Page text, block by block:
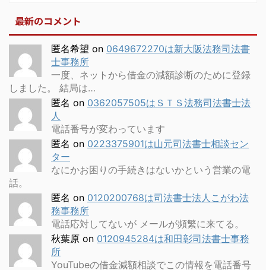
最新のコメント
匿名希望 on 0649672270は新大阪法務司法書
士事務所
一度、ネットから借金の減額診断のために登録
しました。 結局は…
匿名 on 0362057505はＳＴＳ法務司法書士法
人
電話番号が変わっています
匿名 on 0223375901は山元司法書士相談セン
ター
なにかお困りの手続きはないかという営業の電
話。
匿名 on 0120200768は司法書士法人こがわ法
務事務所
電話応対してないが メールが頻繁に来てる。
秋葉原 on 0120945284は和田彰司法書士事務
所
YouTubeの借金減額相談でこの情報を電話番号